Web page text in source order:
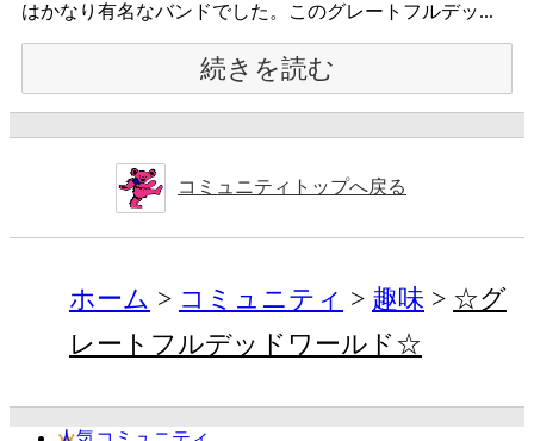
はかなり有名なバンドでした。このグレートフルデッ...
続きを読む
コミュニティトップへ戻る
ホーム コミュニティ 趣味
☆グ
レートフルデッドワールド☆